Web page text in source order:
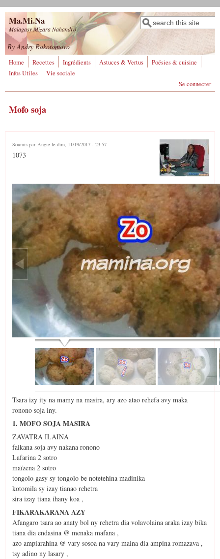
Aller au contenu principal
Ma.Mi.Na
Malagasy Mizara Nahandro
Formulaire de
recherche
Rechercher
By Andry Rakotomavo
Home Recettes Ingrédients Astuces & Vertus
Poésies & cuisine
Infos Utiles
Vie sociale
Se connecter
Mofo soja
Soumis par Angie le dim, 11/19/2017 - 23:57
1073
Tsara izy ity na mamy na masira, ary azo atao rehefa avy maka
ronono soja iny.
1. MOFO SOJA MASIRA
ZAVATRA ILAINA
faikana soja avy nakana ronono
Lafarina 2 sotro
maïzena 2 sotro
tongolo gasy sy tongolo be notetehina madinika
kotomila sy izay tianao rehetra
sira izay tiana ihany koa ,
FIKARAKARANA AZY
Afangaro tsara ao anaty bol ny rehetra dia volavolaina araka izay bika
tiana dia endasina @ menaka mafana ,
azo ampiarahina @ vary sosoa na vary maina dia ampina romazava ,
tsy adino ny lasary ,